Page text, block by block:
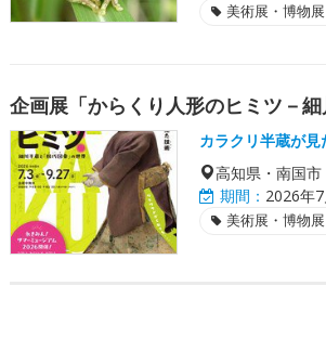
美術展・博物
企画展「からくり人形のヒミツ－
カラクリ半蔵が見
高知県・南国市
期間： 2026年
美術展・博物